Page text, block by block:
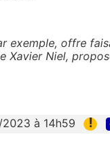
exemple, offre
Xavier Niel,
à 14h59 !